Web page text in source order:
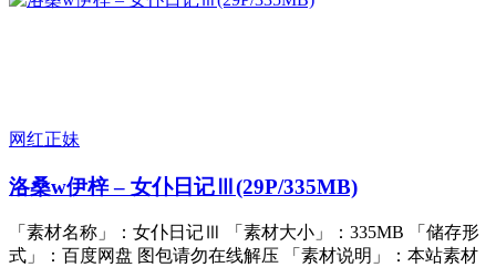
网红正妹
洛桑w伊梓 – 女仆日记Ⅲ(29P/335MB)
「素材名称」：女仆日记Ⅲ 「素材大小」：335MB 「储存形
式」：百度网盘 图包请勿在线解压 「素材说明」：本站素材